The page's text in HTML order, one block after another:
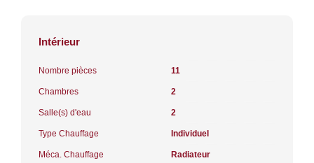
Intérieur
Nombre pièces 11
Chambres 2
Salle(s) d'eau 2
Type Chauffage Individuel
Méca. Chauffage Radiateur